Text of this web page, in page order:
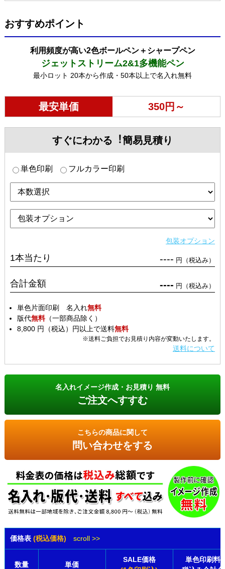
おすすめポイント
利用頻度が高い2色ボールペン＋シャープペン
ジェットストリーム2&1多機能ペン
最小ロット 20本から作成・50本以上で名入れ無料
最安単価 350円～
すぐにわかる︕簡易見積り
単色印刷 フルカラー印刷
包装オプション
1本当たり ---- 円（税込み）
合計金額 ---- 円（税込み）
単色片面印刷 名入れ無料
版代無料（一部商品除く）
8,800 円（税込）円以上で送料無料
※送料ご負担でお見積り内容が変動いたします。
送料について
名入れイメージ作成・お見積り 無料
ご注文へすすむ
こちらの商品に関して
問い合わせをする
価格表 (税込価格) scroll >>
数量 単価
SALE価格
単色印刷料